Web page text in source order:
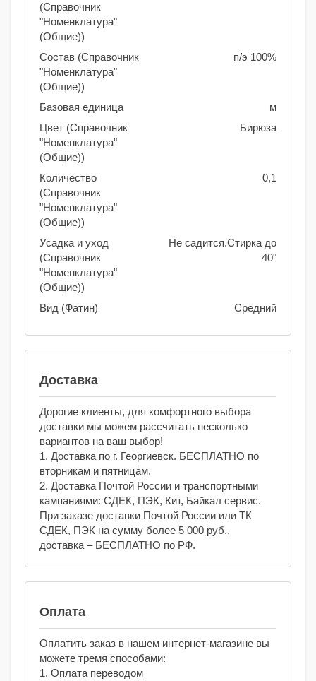
(Справочник
"Номенклатура"
(Общие))
Состав (Справочник
"Номенклатура"
(Общие))
п/э 100%
Базовая единица
м
Цвет (Справочник
"Номенклатура"
(Общие))
Бирюза
Количество
(Справочник
"Номенклатура"
(Общие))
0,1
Усадка и уход
(Справочник
"Номенклатура"
(Общие))
Не садится.Стирка до
40"
Вид (Фатин) Средний
Доставка
Дорогие клиенты, для комфортного выбора
доставки мы можем рассчитать несколько
вариантов на ваш выбор!
1. Доставка по г. Георгиевск. БЕСПЛАТНО по
вторникам и пятницам.
2. Доставка Почтой России и транспортными
кампаниями: СДЕК, ПЭК, Кит, Байкал сервис.
При заказе доставки Почтой России или ТК
СДЕК, ПЭК на сумму более 5 000 руб.,
доставка – БЕСПЛАТНО по РФ.
Оплата
Оплатить заказ в нашем интернет-магазине вы
можете тремя способами:
1. Оплата переводом